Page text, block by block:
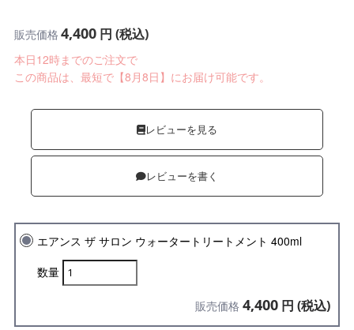
販売価格 4,400円 (税込)
本日12時までのご注文で
この商品は、最短で【8月8日】にお届け可能です。
レビューを見る
レビューを書く
エアンス ザ サロン ウォータートリートメント 400ml
数量
販売価格 4,400 円 (税込)